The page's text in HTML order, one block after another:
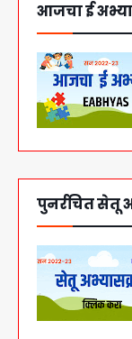
आजचा ई
पुनर्रचित सेतू